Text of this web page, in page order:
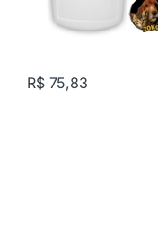
R$75,83